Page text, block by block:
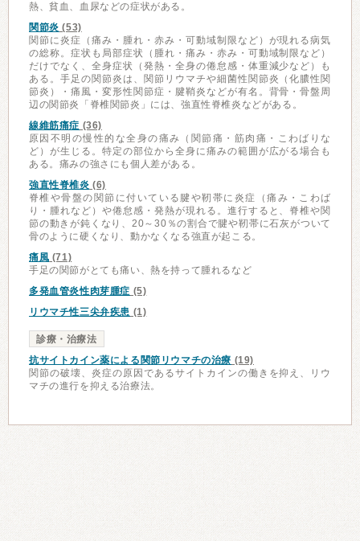
熱、貧血、血尿などの症状がある。
関節炎 (53)
関節に炎症（痛み・腫れ・赤み・可動域制限など）が現れる病気
の総称。症状も局部症状（腫れ・痛み・赤み・可動域制限など）
だけでなく、全身症状（発熱・全身の倦怠感・体重減少など）も
ある。手足の関節炎は、関節リウマチや細菌性関節炎（化膿性関
節炎）・痛風・変形性関節症・腱鞘炎などが有名。背骨・骨盤周
辺の関節炎「脊椎関節炎」には、強直性脊椎炎などがある。
線維筋痛症 (36)
原因不明の慢性的な全身の痛み（関節痛・筋肉痛・こわばりな
ど）が生じる。特定の部位から全身に痛みの範囲が広がる場合も
ある。痛みの強さにも個人差がある。
強直性脊椎炎 (6)
脊椎や骨盤の関節に付いている腱や靭帯に炎症（痛み・こわば
り・腫れなど）や倦怠感・発熱が現れる。進行すると、脊椎や関
節の動きが鈍くなり、20～30％の割合で腱や靭帯に石灰がついて
骨のように硬くなり、動かなくなる強直が起こる。
痛風 (71)
手足の関節がとても痛い、熱を持って腫れるなど
多発血管炎性肉芽腫症 (5)
リウマチ性三尖弁疾患 (1)
診療・治療法
抗サイトカイン薬による関節リウマチの治療 (19)
関節の破壊、炎症の原因であるサイトカインの働きを抑え、リウ
マチの進行を抑える治療法。